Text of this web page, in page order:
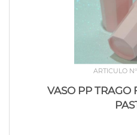
ARTICULO
VASO PP TRAGO